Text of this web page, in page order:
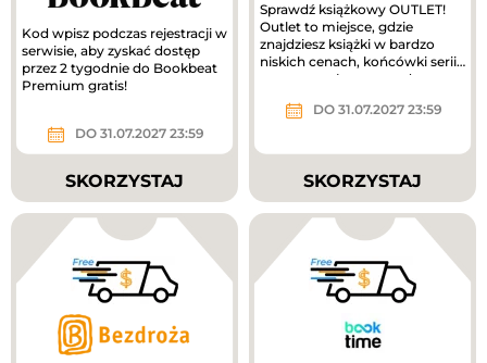
Kod wpisz podczas rejestracji w
serwisie, aby zyskać dostęp
przez 2 tygodnie do Bookbeat
Premium gratis!
DO 31.07.2027 23:59
SKORZYSTAJ
Sprawdź książkowy OUTLET!
Outlet to miejsce, gdzie
znajdziesz książki w bardzo
niskich cenach, końcówki serii i
starsze tytuły - nawet do...
DO 31.07.2027 23:59
SKORZYSTAJ